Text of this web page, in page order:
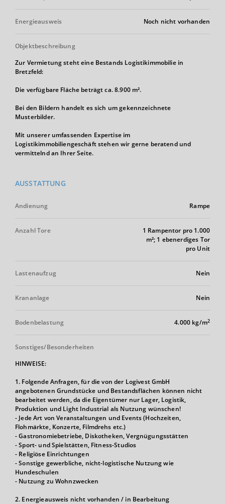
Energieausweis Noch nicht vorhanden
Objektbeschreibung
Zur Vermietung steht eine Bestands Logistikimmobilie in
Bretzfeld:
Die verfügbare Fläche beträgt ca. 8.900 m².
Bei den Bildern handelt es sich um gekennzeichnete
Musterbilder.
Mit unserer umfassenden Expertise im
Logistikimmobiliengeschäft stehen wir gerne beratend und
vermittelnd an Ihrer Seite.
AUSSTATTUNG
Andienung Rampe
Anzahl Tore
1 Rampentor pro 1.000
m²; 1 ebenerdiges Tor
pro Unit
Lastenaufzug Nein
Krananlage Nein
Bodenbelastung 4.000 kg/m2
Sonstiges/Besonderheiten
HINWEISE:
1. Folgende Anfragen, für die von der Logivest GmbH
angebotenen Grundstücke und Bestandsflächen können nicht
bearbeitet werden, da die Eigentümer nur Lager, Logistik,
Produktion und Light Industrial als Nutzung wünschen!
- Jede Art von Veranstaltungen und Events (Hochzeiten,
Flohmärkte, Konzerte, Filmdrehs etc.)
- Gastronomiebetriebe, Diskotheken, Vergnügungsstätten
- Sport- und Spielstätten, Fitness-Studios
- Religiöse Einrichtungen
- Sonstige gewerbliche, nicht-logistische Nutzung wie
Hundeschulen
- Nutzung zu Wohnzwecken
2. Energieausweis nicht vorhanden / in Bearbeitung